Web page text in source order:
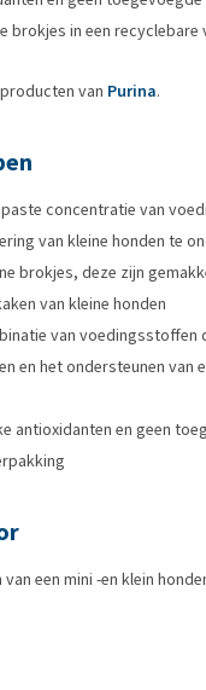
brokjes in een recyclebare
van Purina.
concentratie van
van kleine honden te
brokjes, deze zijn
van kleine honden
van voedingsstoffen
en het ondersteunen van
antioxidanten en geen
een mini -en klein